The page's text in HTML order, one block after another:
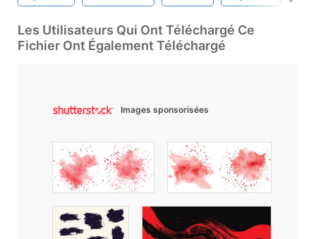
Les Utilisateurs Qui Ont Téléchargé Ce
Fichier Ont Également Téléchargé
Images sponsorisées